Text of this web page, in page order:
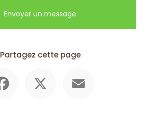
Envoyer un message
Partagez cette page